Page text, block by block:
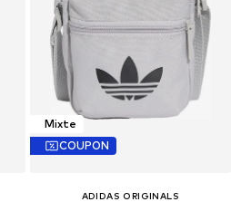
Mixte
COUPON
ADIDAS ORIGINALS